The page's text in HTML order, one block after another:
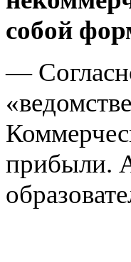
собой
—
прибыли.